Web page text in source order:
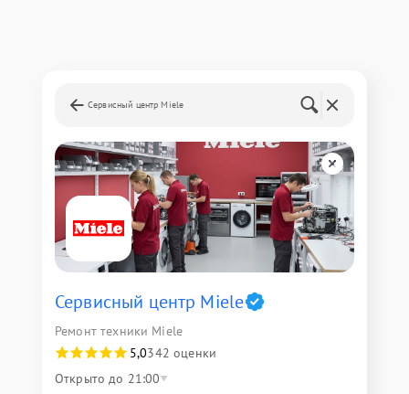
Сервисный центр Miele
Сервисный центр Miele
Ремонт техники Miele
5,0342 оценки
Открыто до 21:00